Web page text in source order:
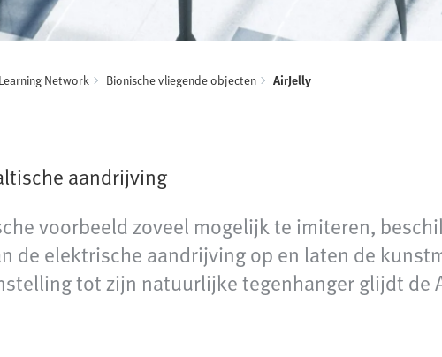
Network Bionische vliegende objecten AirJelly
aandrijving
voorbeeld zoveel mogelijk te imiteren,
de elektrische aandrijving op en laten de
tot zijn natuurlijke tegenhanger glijdt de